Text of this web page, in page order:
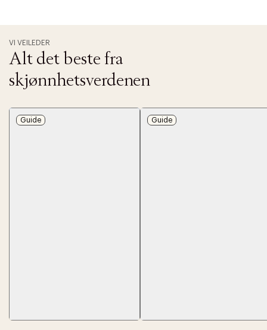
VI VEILEDER
Alt det beste fra
skjønnhetsverdenen
Guide Guide